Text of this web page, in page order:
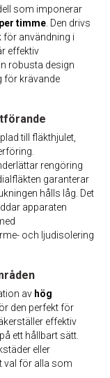
som imponerar
timme . Den drivs
för användning i
effektiv
robusta design
för krävande
till fläkthjulet,
rengöring
garanterar
hålls låg. Det
apparaten
och ljudisolering
av hög
den perfekt för
effektiv
ett hållbart sätt.
eller
val för alla som